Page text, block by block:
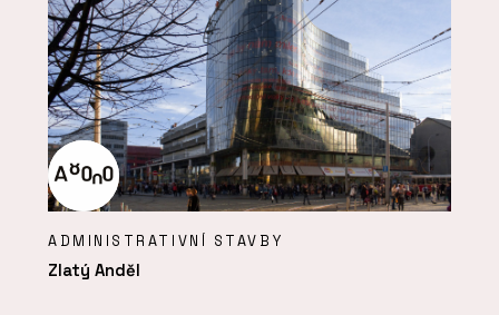
ADMINISTRATIVNÍ STAVBY
Zlatý Anděl